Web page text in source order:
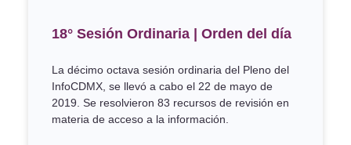
18° Sesión Ordinaria | Orden del día
La décimo octava sesión ordinaria del Pleno del
InfoCDMX, se llevó a cabo el 22 de mayo de
2019. Se resolvieron 83 recursos de revisión en
materia de acceso a la información.